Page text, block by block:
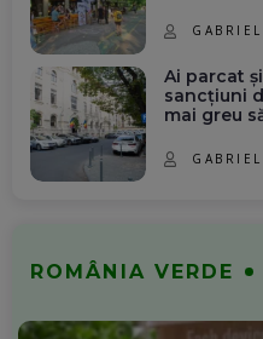
Ai parcat
sancțiuni
mai greu
ROMÂNIA VERDE